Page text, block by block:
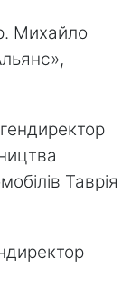
Михайло
Таврія